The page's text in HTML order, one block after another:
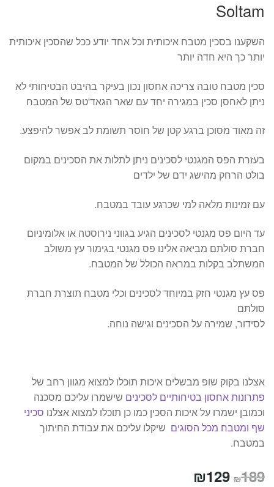
Soltam
השקענו בסכין מטבח איכותית וכל אחד יודע ככל שהסכין איכותית
יותר כך היא חדה יותר
סכין מטבח טובה צריכה אחסון נכון בעיקר בהיבט הבטיחותי לא
ניתן לאחסן סכין במגירה יחד עם שאר הגאד'טס של המטבח
זה מאוד מסוכן ברגע קטן של חוסר תשומת לב אפשר להיפצע.
בעזרת הפס המגנטי לסכינים ניתן לתלות את הסכינים במקום
בולט הרחק מהישג ידם של ילדים
עם זמינות מלאה למי שכרגע עובד במטבח.
עד היום פס מגנטי לסכינים הגיע בגווני נירוסטה או אלומיניום
חברת סולתם מביאה אלינו פס מגנטי בגימור עץ משולב
המשתלב בקלות במראה הכולל של המטבח.
פס עץ מגנטי חזק במיוחד לסכינים וכלי מטבח תוצרת חברת
סולתם
לסידור, שמירה על הסכינים וגישה נוחה.
אצלנו בקוק שופ מבשלים איכות תוכלו למצוא מגוון רחב של
פתרונות אחסון בטיחותיים לסכינים שישמרו עליכם מסכנה
וכמובן ישמרו על איכות הסכין כמו כן תוכלו למצוא אצלנו סכיני
שף ומטבח מכל הסוגים שיקלו עליכם את עבודת החיתוך
במטבח.
₪189 המחיר
₪129